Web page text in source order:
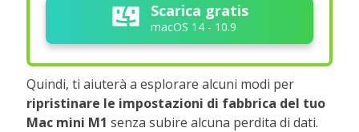
Scarica gratis
macOS 14 - 10.9
Quindi, ti aiuterà a esplorare alcuni modi per
ripristinare le impostazioni di fabbrica del tuo
Mac mini M1 senza subire alcuna perdita di dati.